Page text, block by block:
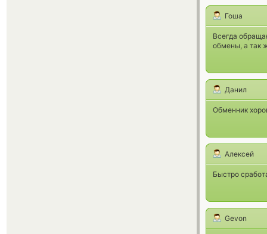
Гоша
Всегда
обмены, а так
Данил
Обменник
Алексей
Быстро
Gevon